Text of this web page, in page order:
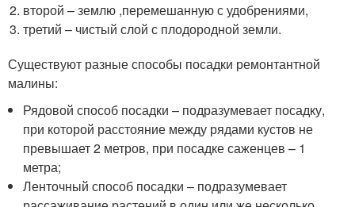
второй – землю ,перемешанную с удобрениями,
третий – чистый слой с плодородной земли.
Существуют разные способы посадки ремонтантной
малины:
Рядовой способ посадки – подразумевает посадку,
при которой расстояние между рядами кустов не
превышает 2 метров, при посадке саженцев – 1
метра;
Ленточный способ посадки – подразумевает